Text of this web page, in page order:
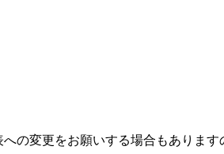
の変更をお願いする場合もあります